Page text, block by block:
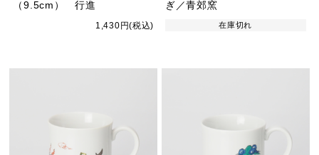
（9.5cm） 行進
1,430円(税込)
ぎ／青郊窯
在庫切れ